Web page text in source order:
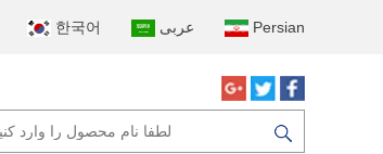
한국어 عربى Persian